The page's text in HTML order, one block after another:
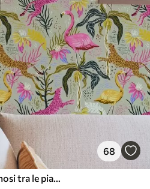
68
Fenicotteri e leopardi luminosi tra le piante tropicali